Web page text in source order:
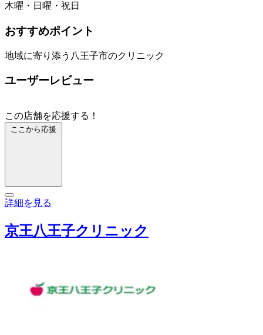
木曜・日曜・祝日
おすすめポイント
地域に寄り添う八王子市のクリニック
ユーザーレビュー
この店舗を応援する！
ここから応援
詳細を見る
京王八王子クリニック